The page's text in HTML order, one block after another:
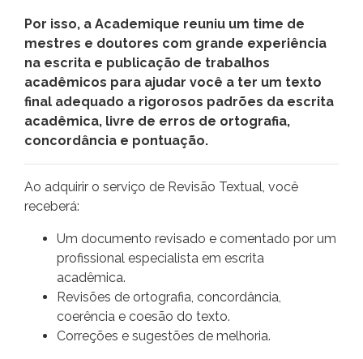
Por isso, a Academique reuniu um time de
mestres e doutores com grande experiência
na escrita e publicação de trabalhos
acadêmicos para ajudar você a ter um texto
final adequado a rigorosos padrões da escrita
acadêmica, livre de erros de ortografia,
concordância e pontuação.
Ao adquirir o serviço de Revisão Textual, você
receberá:
Um documento revisado e comentado por um
profissional especialista em escrita
acadêmica.
Revisões de ortografia, concordância,
coerência e coesão do texto.
Correções e sugestões de melhoria.